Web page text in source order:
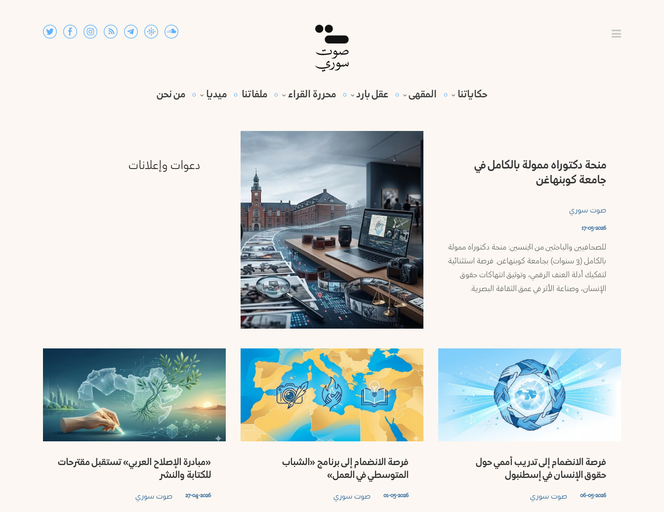
الرئيسية
حكاياتنا المقهى عقل بارد محررة القراء ملفاتنا ميديا من نحن
دعوات وإعلانات
منحة دكتوراه ممولة بالكامل في
جامعة كوبنهاغن
صوت سوري
17-05-2026
للصحافيين والباحثين من الجنسين: منحة دكتوراه ممولة
بالكامل (3 سنوات) بجامعة كوبنهاغن. فرصة استثنائية
لتفكيك أدلة العنف الرقمي، وتوثيق انتهاكات حقوق
الإنسان، وصناعة الأثر في عمق الثقافة البصرية.
فرصة الانضمام إلى تدريب أممي حول
حقوق الإنسان في إسطنبول
صوت سوري 06-05-2026
فرصة الانضمام إلى برنامج «الشباب
المتوسطي في العمل»
صوت سوري 01-05-2026
«مبادرة الإصلاح العربي» تستقبل مقترحات
للكتابة والنشر
صوت سوري 27-04-2026